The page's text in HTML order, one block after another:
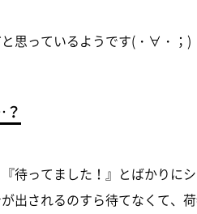
思っているようです(・∀・；)
待ってました！』とばかりにシ
出されるのすら待てなくて、